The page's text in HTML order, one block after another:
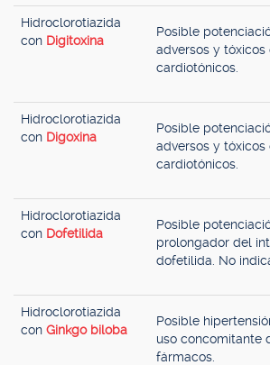
Hidroclorotiazida
con Digitoxina
Posible
adversos y
cardiotónicos.
Hidroclorotiazida
con Digoxina
Posible
adversos y
cardiotónicos.
Hidroclorotiazida
con Dofetilida
Posible
prolongador del
dofetilida. No
Hidroclorotiazida
con Ginkgo biloba
Posible
uso concomitante
fármacos.